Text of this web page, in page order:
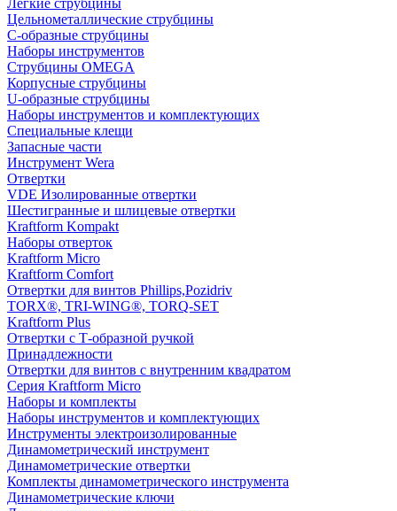
Легкие струбцины
Цельнометаллические струбцины
C-образные струбцины
Наборы инструментов
Струбцины OMEGA
Корпусные струбцины
U-образные струбцины
Наборы инструментов и комплектующих
Специальные клещи
Запасные части
Инструмент Wera
Отвертки
VDE Изолированные отвертки
Шестигранные и шлицевые отвертки
Kraftform Kompakt
Наборы отверток
Kraftform Micro
Kraftform Comfort
Отвертки для винтов Phillips,Pozidriv
TORX®, TRI-WING®, TORQ-SET
Kraftform Plus
Отвертки с Т-образной ручкой
Принадлежности
Отвертки для винтов с внутренним квадратом
Серия Kraftform Micro
Наборы и комплекты
Наборы инструментов и комплектующих
Инструменты электроизолированные
Динамометрический инструмент
Динамометрические отвертки
Комплекты динамометрического инструмента
Динамометрические ключи